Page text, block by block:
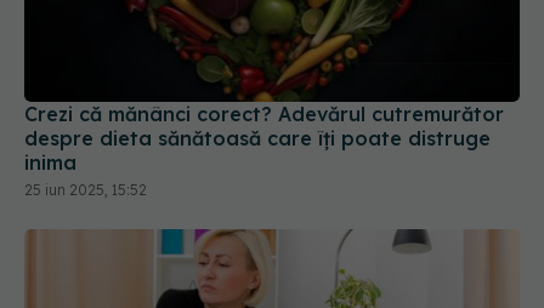
Crezi că mănânci corect? Adevărul cutremurător
despre dieta sănătoasă care îți poate distruge
inima
25 iun 2025, 15:52